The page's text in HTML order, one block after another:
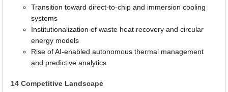
Transition toward direct-to-chip and immersion cooling
systems
Institutionalization of waste heat recovery and circular
energy models
Rise of AI-enabled autonomous thermal management
and predictive analytics
14 Competitive Landscape